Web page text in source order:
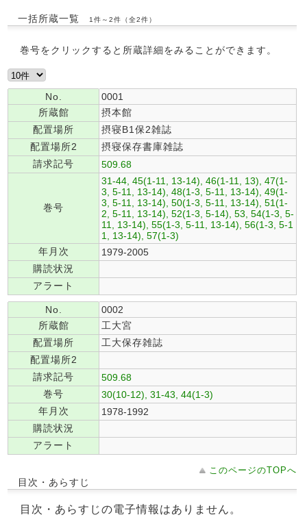
一括所蔵一覧 1件～2件（全2件）
巻号をクリックすると所蔵詳細をみることができます。
No.
0001
所蔵館
摂本館
配置場所
摂寝B1保2雑誌
配置場所2
摂寝保存書庫雑誌
請求記号
509.68
巻号
31-44, 45(1-11, 13-14), 46(1-11, 13), 47(1-
3, 5-11, 13-14), 48(1-3, 5-11, 13-14), 49(1-
3, 5-11, 13-14), 50(1-3, 5-11, 13-14), 51(1-
2, 5-11, 13-14), 52(1-3, 5-14), 53, 54(1-3, 5-
11, 13-14), 55(1-3, 5-11, 13-14), 56(1-3, 5-1
1, 13-14), 57(1-3)
年月次
1979-2005
購読状況
アラート
No.
0002
所蔵館
工大宮
配置場所
工大保存雑誌
配置場所2
請求記号
509.68
巻号
30(10-12), 31-43, 44(1-3)
年月次
1978-1992
購読状況
アラート
このページのTOPへ
目次・あらすじ
目次・あらすじの電子情報はありません。